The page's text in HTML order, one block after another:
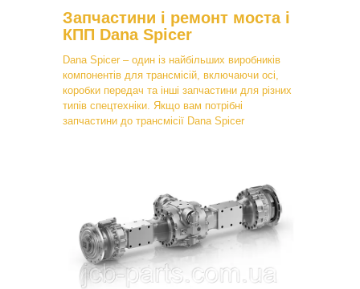
Запчастини і ремонт моста і
КПП Dana Spicer
Dana Spicer – один із найбільших виробників
компонентів для трансмісій, включаючи осі,
коробки передач та інші запчастини для різних
типів спецтехніки. Якщо вам потрібні
запчастини до трансмісії Dana Spicer